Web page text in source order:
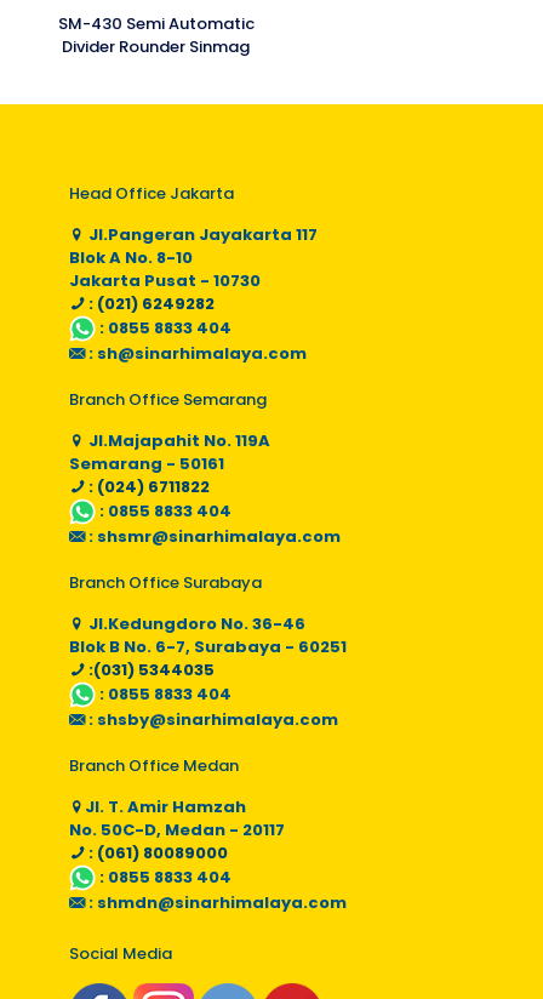
SM-430 Semi Automatic
Divider Rounder Sinmag
Head Office Jakarta
Jl.Pangeran Jayakarta 117
Blok A No. 8-10
Jakarta Pusat - 10730
: (021) 6249282
: 0855 8833 404
: sh@sinarhimalaya.com
Branch Office Semarang
Jl.Majapahit No. 119A
Semarang - 50161
: (024) 6711822
: 0855 8833 404
: shsmr@sinarhimalaya.com
Branch Office Surabaya
Jl.Kedungdoro No. 36-46
Blok B No. 6-7, Surabaya - 60251
:(031) 5344035
: 0855 8833 404
: shsby@sinarhimalaya.com
Branch Office Medan
Jl. T. Amir Hamzah
No. 50C-D, Medan - 20117
: (061) 80089000
: 0855 8833 404
: shmdn@sinarhimalaya.com
Social Media